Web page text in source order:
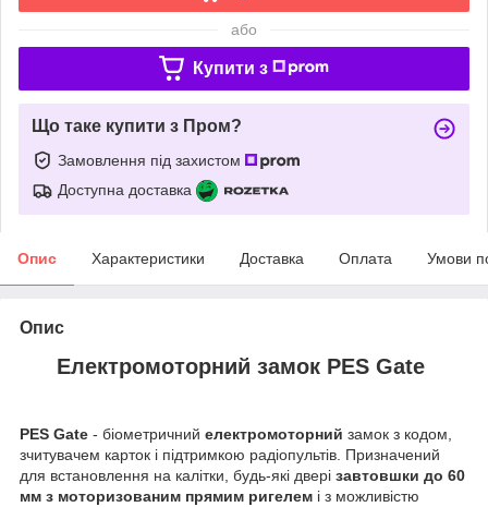
або
Купити з
Що таке купити з Пром?
Замовлення під захистом
Доступна доставка
Опис Характеристики Доставка Оплата Умови
Опис
Електромоторний замок PES Gate
PES Gate - біометричний електромоторний замок з кодом,
зчитувачем карток і підтримкою радіопультів. Призначений
для встановлення на калітки, будь-які двері завтовшки до 60
мм з моторизованим прямим ригелем і з можливістю